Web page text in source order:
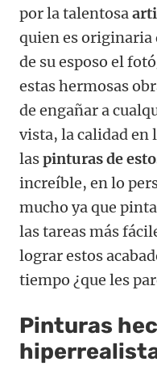
por la talentosa
quien es originaria
de su esposo el
estas hermosas
de engañar a
vista, la calidad en
laspinturas de
increíble, en lo
mucho ya que
las tareas más
lograr estos
tiempo ¿que les
Pinturas